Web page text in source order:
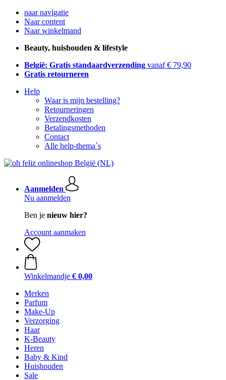
naar navigatie
Naar content
Naar winkelmand
Beauty, huishouden & lifestyle
België: Gratis standaardverzending vanaf € 79,90
Gratis retourneren
Help
Waar is mijn bestelling?
Retourneringen
Verzendkosten
Betalingsmethoden
Contact
Alle help-thema`s
Aanmelden
Nu aanmelden
Ben je nieuw hier?
Account aanmaken
Winkelmandje € 0,00
Merken
Parfum
Make-Up
Verzorging
Haar
K-Beauty
Heren
Baby & Kind
Huishouden
Sale